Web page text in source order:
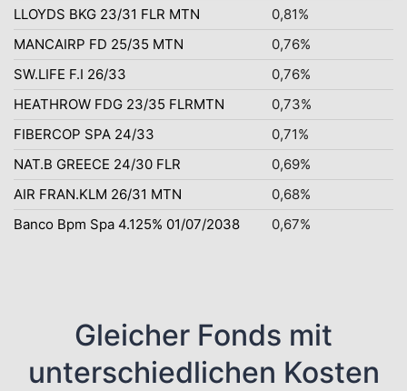
LLOYDS BKG 23/31 FLR MTN
0,81%
MANCAIRP FD 25/35 MTN
0,76%
SW.LIFE F.I 26/33
0,76%
HEATHROW FDG 23/35 FLRMTN
0,73%
FIBERCOP SPA 24/33
0,71%
NAT.B GREECE 24/30 FLR
0,69%
AIR FRAN.KLM 26/31 MTN
0,68%
Banco Bpm Spa 4.125% 01/07/2038
0,67%
Gleicher Fonds mit
unterschiedlichen Kosten